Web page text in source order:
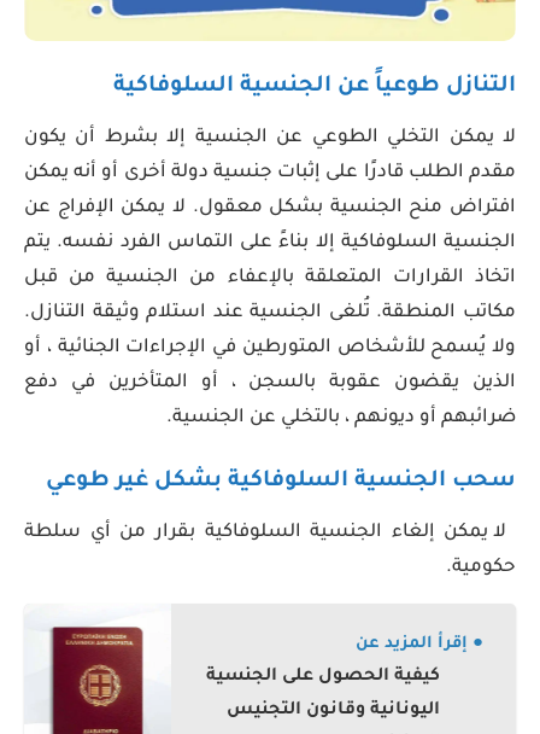
التنازل طوعياً عن الجنسية السلوفاكية
لا يمكن التخلي الطوعي عن الجنسية إلا بشرط أن يكون
مقدم الطلب قادرًا على إثبات جنسية دولة أخرى أو أنه يمكن
افتراض منح الجنسية بشكل معقول. لا يمكن الإفراج عن
الجنسية السلوفاكية إلا بناءً على التماس الفرد نفسه. يتم
اتخاذ القرارات المتعلقة بالإعفاء من الجنسية من قبل
مكاتب المنطقة. تُلغى الجنسية عند استلام وثيقة التنازل.
ولا يُسمح للأشخاص المتورطين في الإجراءات الجنائية ، أو
الذين يقضون عقوبة بالسجن ، أو المتأخرين في دفع
ضرائبهم أو ديونهم ، بالتخلي عن الجنسية.
سحب الجنسية السلوفاكية بشكل غير طوعي
لا يمكن إلغاء الجنسية السلوفاكية بقرار من أي سلطة
حكومية.
● إقرأ المزيد عن
كيفية الحصول على الجنسية
اليونانية وقانون التجنيس